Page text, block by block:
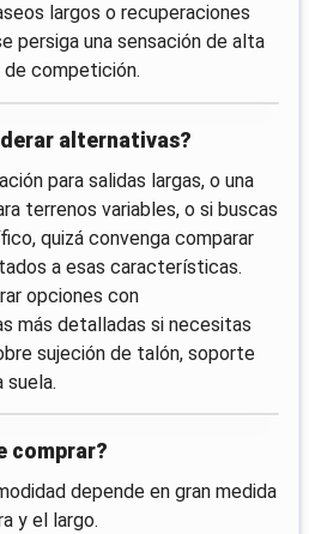
largos o recuperaciones
persiga una sensación de alta
de competición.
alternativas?
para salidas largas, o una
terrenos variables, o si buscas
quizá convenga comparar
a esas características.
opciones con
más detalladas si necesitas
sujeción de talón, soporte
suela.
comprar?
depende en gran medida
y el largo.